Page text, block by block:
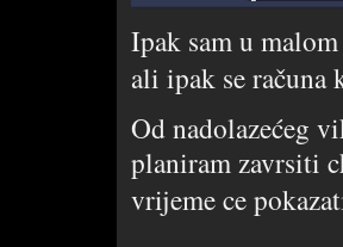
Ipak sam u
ali ipak se
Od nadolazećeg
planiram zavrsiti
vrijeme ce